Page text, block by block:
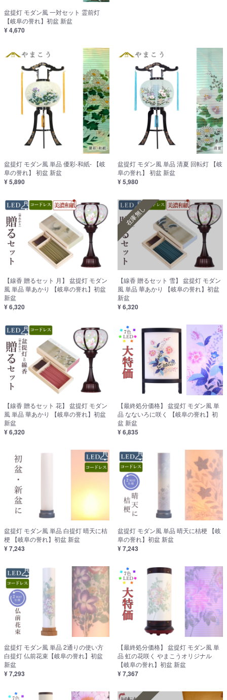
盆提灯 モダン風 一対セット 霊前灯
【岐阜の誉れ】初盆 新盆
¥ 4,670
盆提灯 モダン風 単品 優彩-和紙- 【岐
阜の誉れ】 初盆 新盆
¥ 5,890
盆提灯 モダン風 単品 清夏 回転灯 【岐
阜の誉れ】 初盆 新盆
¥ 5,980
【線香 贈るセット 月】 盆提灯 モダン
風 単品 華あかり 【岐阜の誉れ】初盆
新盆
¥ 6,320
在庫無し
【線香 贈るセット 雪】 盆提灯 モダン
風 単品 華あかり 【岐阜の誉れ】初盆
新盆
¥ 6,320
【線香 贈るセット 花】 盆提灯 モダン
風 単品 華あかり 【岐阜の誉れ】初盆
新盆
¥ 6,320
【最終処分価格】 盆提灯 モダン風 単
品 なないろに咲く 【岐阜の誉れ】初
盆 新盆
¥ 6,835
盆提灯 モダン風 単品 白提灯 晴天に桔
梗 【岐阜の誉れ】初盆 新盆
¥ 7,243
盆提灯 モダン風 単品 晴天に桔梗 【岐
阜の誉れ】初盆 新盆
¥ 7,243
盆提灯 モダン風 単品 2通りの使い方
白提灯 仏前花束【岐阜の誉れ】初盆
新盆
¥ 7,293
【最終処分価格】 盆提灯 モダン風 単
品 虹の花咲く やまこうオリジナル
【岐阜の誉れ】初盆 新盆
¥ 7,367